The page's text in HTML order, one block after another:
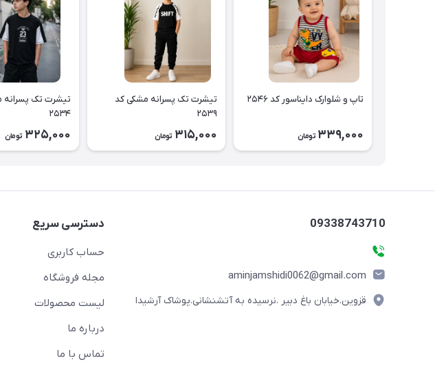
تاپ و شلوارک دایناسور کد ۲۵۴۶
339,000 تومان
تیشرت تک پسرانه مشکی کد
۲۵۳۹
315,000 تومان
تیشرت تک پسرانه
۲۵۳۴
325,000 تومان
09338743710
aminjamshidi0062@gmail.com
قزوین.خیابان باغ دبیر .نرسیده به آتشنشانی.پوشاک آرشیدا
دسترسی سریع
حساب کاربری
مجله فروشگاه
لیست محصولات
درباره ما
تماس با ما